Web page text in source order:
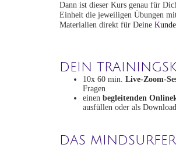
Dann ist dieser Kurs genau für
Einheit die jeweiligen Übungen
Materialien direkt für Deine
DEIN
10x 60 min. Live-Zoom-
Fragen
einen begleitenden
ausfüllen oder als Download
DAS MINDSURFER